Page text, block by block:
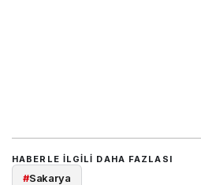
HABERLE ILGILI DAHA FAZLASI
#Sakarya